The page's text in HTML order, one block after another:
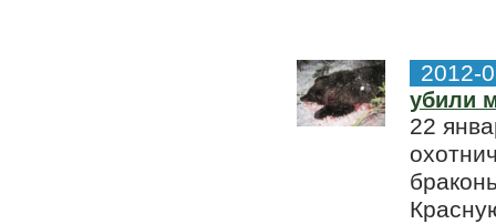
2012-
убили
22